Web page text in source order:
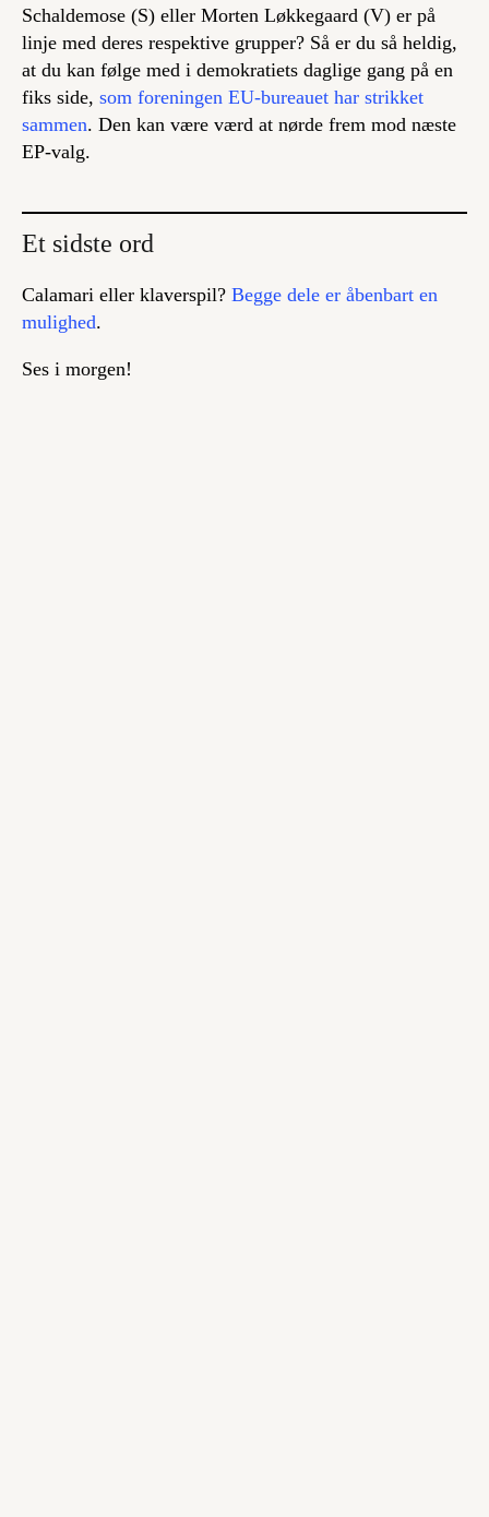
Schaldemose (S) eller Morten Løkkegaard (V) er på
linje med deres respektive grupper? Så er du så heldig,
at du kan følge med i demokratiets daglige gang på en
fiks side, som foreningen EU-bureauet har strikket
sammen. Den kan være værd at nørde frem mod næste
EP-valg.
Et sidste ord
Calamari eller klaverspil? Begge dele er åbenbart en
mulighed.
Ses i morgen!